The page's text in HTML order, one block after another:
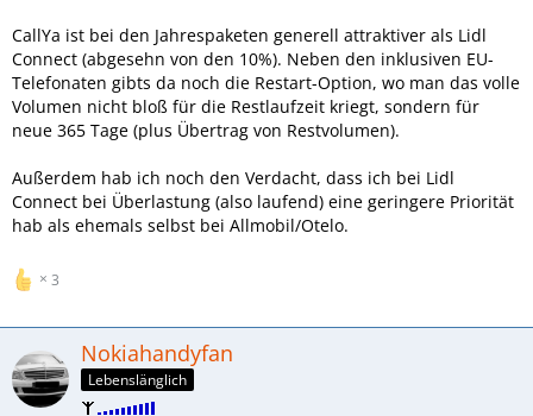
CallYa ist bei den Jahrespaketen generell attraktiver als Lidl
Connect (abgesehn von den 10%). Neben den inklusiven EU-
Telefonaten gibts da noch die Restart-Option, wo man das volle
Volumen nicht bloß für die Restlaufzeit kriegt, sondern für
neue 365 Tage (plus Übertrag von Restvolumen).
Außerdem hab ich noch den Verdacht, dass ich bei Lidl
Connect bei Überlastung (also laufend) eine geringere Priorität
hab als ehemals selbst bei Allmobil/Otelo.
3
Nokiahandyfan
Lebenslänglich